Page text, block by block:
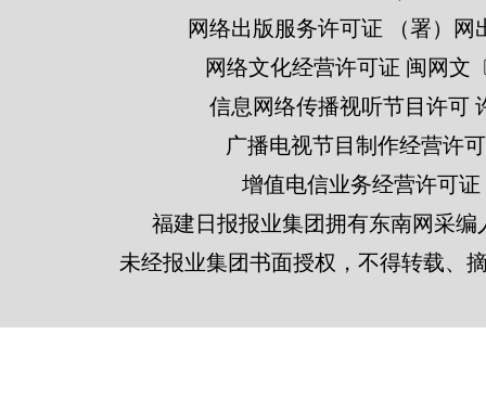
网络出版服务许可证 （署）网
网络文化经营许可证 闽网文
信息网络传播视听节目许可
广播电视节目制作经营许
增值电信业务经营许可证
福建日报报业集团拥有东南网采
未经报业集团书面授权，不得转载、